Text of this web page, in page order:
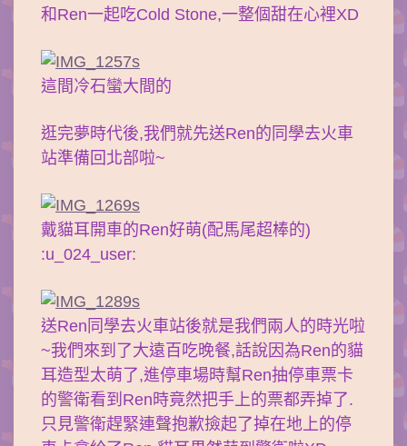
和Ren一起吃Cold Stone,一整個甜在心裡XD
這間冷石蠻大間的
逛完夢時代後,我們就先送Ren的同學去火車
站準備回北部啦~
戴貓耳開車的Ren好萌(配馬尾超棒的)
:u_024_user:
送Ren同學去火車站後就是我們兩人的時光啦
~我們來到了大遠百吃晚餐,話說因為Ren的貓
耳造型太萌了,進停車場時幫Ren抽停車票卡
的警衛看到Ren時竟然把手上的票都弄掉了.
只見警衛趕緊連聲抱歉撿起了掉在地上的停